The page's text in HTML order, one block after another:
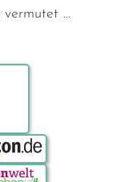
vermutet …
über: